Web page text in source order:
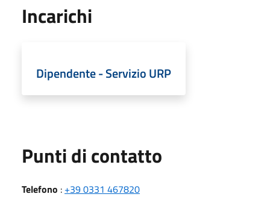
Incarichi
Dipendente - Servizio URP
Punti di contatto
Telefono : +39 0331 467820